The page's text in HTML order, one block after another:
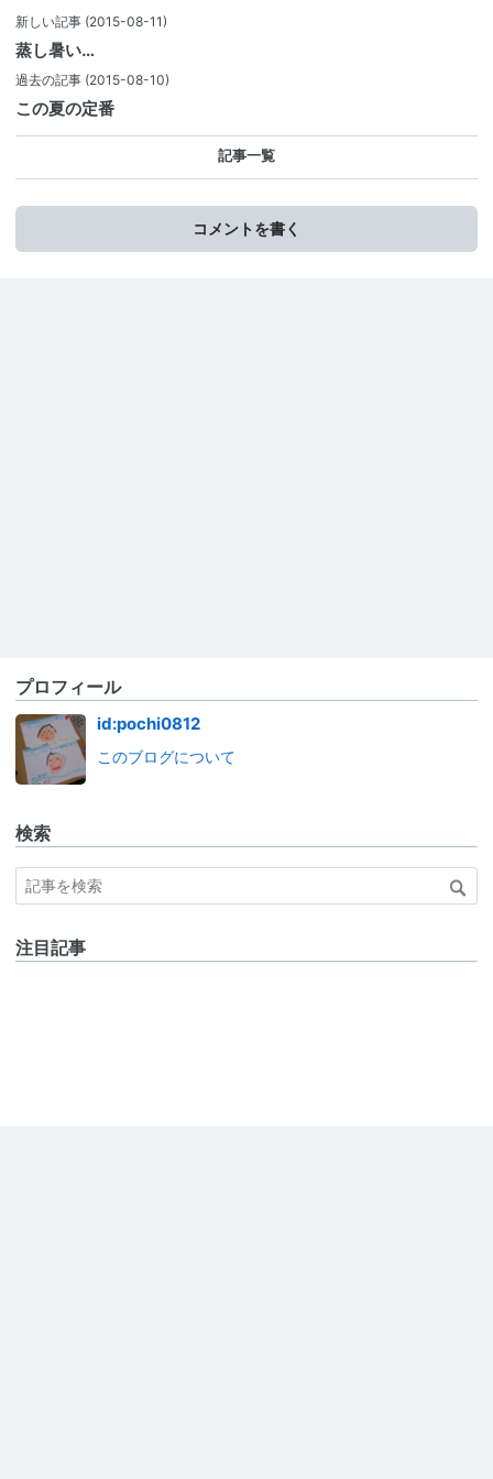
新しい記事 (2015-08-11)
蒸し暑い…
過去の記事 (2015-08-10)
この夏の定番
記事一覧
コメントを書く
プロフィール
id:pochi0812
このブログについて
検索
注目記事